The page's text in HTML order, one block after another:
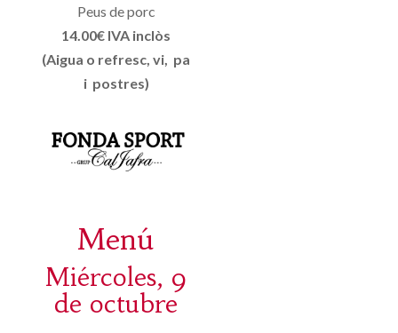
Peus de porc
14.00€ IVA inclòs
(Aigua o refresc, vi, pa
i postres)
Menú
Miércoles, 9
de octubre